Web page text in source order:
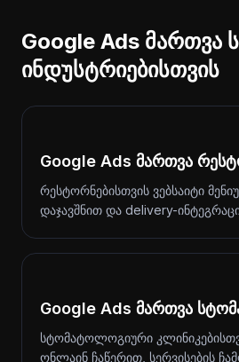
Google Ads მართვა
ინდუსტრიებისთვის
Google Ads მართვა
რესტორნებისთვის ვებსაიტი
დაჯავშნით და delivery-
Google Ads მართვა
სტომატოლოგიური
ონლაინ ჩაწერით, სერვისების